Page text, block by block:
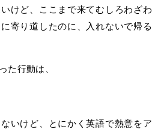
けど、ここまで来てむしろわざわ
寄り道したのに、入れないで帰る
た行動は、
いけど、とにかく英語で熱意をア